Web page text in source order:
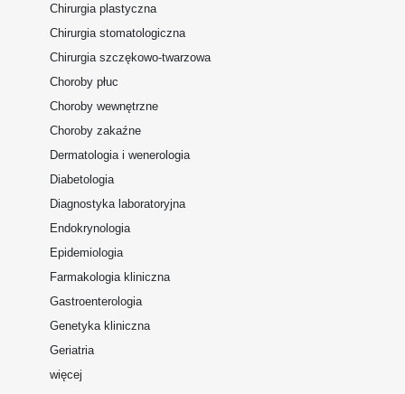
Chirurgia plastyczna
Chirurgia stomatologiczna
Chirurgia szczękowo-twarzowa
Choroby płuc
Choroby wewnętrzne
Choroby zakaźne
Dermatologia i wenerologia
Diabetologia
Diagnostyka laboratoryjna
Endokrynologia
Epidemiologia
Farmakologia kliniczna
Gastroenterologia
Genetyka kliniczna
Geriatria
więcej